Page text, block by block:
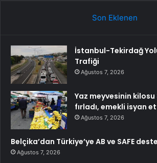
Son Eklenen
İstanbul-Tekirdağ
Trafiği
Ağustos 7, 2026
Yaz meyvesinin
fırladı, emekli isyan
Ağustos 7, 2026
Belçika’dan Türkiye’ye AB ve SAFE
Ağustos 7, 2026